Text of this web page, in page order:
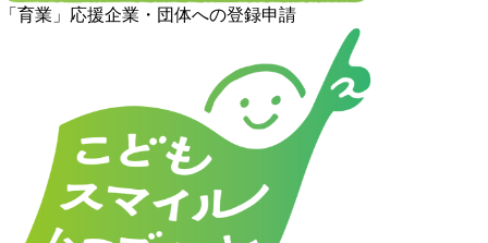
「育業」応援企業・団体への登録申請